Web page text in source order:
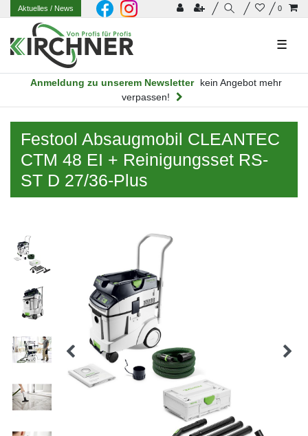
0
Aktuelles/ News
☰
Anmeldung zu unserem Newsletter
kein Angebot mehr
verpassen!
Festool Absaugmobil CLEANTEC
CTM 48 EI + Reinigungsset RS-
ST D 27/36-Plus